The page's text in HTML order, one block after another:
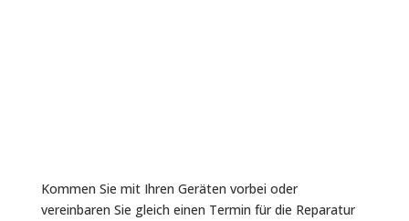
Kommen Sie mit Ihren Geräten vorbei oder
vereinbaren Sie gleich einen Termin für die Reparatur